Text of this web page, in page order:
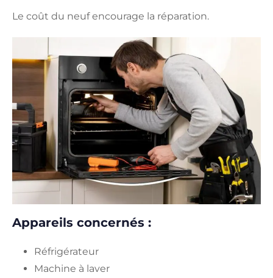
Le coût du neuf encourage la réparation.
Appareils concernés :
Réfrigérateur
Machine à laver